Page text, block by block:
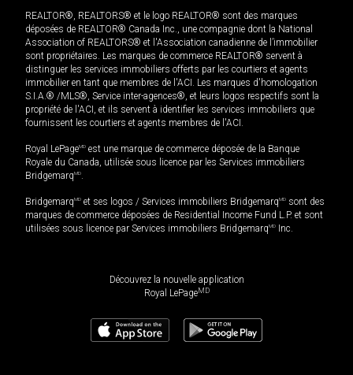
REALTOR®, REALTORS® et le logo REALTOR® sont des marques
déposées de REALTOR® Canada Inc., une compagnie dont la National
Association of REALTORS® et l'Association canadienne de l’immobilier
sont propriétaires. Les marques de commerce REALTOR® servent à
distinguer les services immobiliers offerts par les courtiers et agents
immobilier en tant que membres de l'ACI. Les marques d'homologation
S.I.A.® /MLS®, Service inter-agences®, et leurs logos respectifs sont la
propriété de l'ACI, et ils servent à identifier les services immobiliers que
fournissent les courtiers et agents membres de l'ACI.
Royal LePageMD est une marque de commerce déposée de la Banque
Royale du Canada, utilisée sous licence par les Services immobiliers
BridgemarqMD.
BridgemarqMD et ses logos / Services immobiliers BridgemarqMD sont des
marques de commerce déposées de Residential Income Fund L.P. et sont
utilisées sous licence par Services immobiliers BridgemarqMD Inc.
Découvrez la nouvelle application
Royal LePageMD